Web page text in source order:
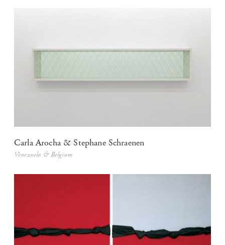
Carla Arocha & Stephane Schraenen
Venezuela & Belgium